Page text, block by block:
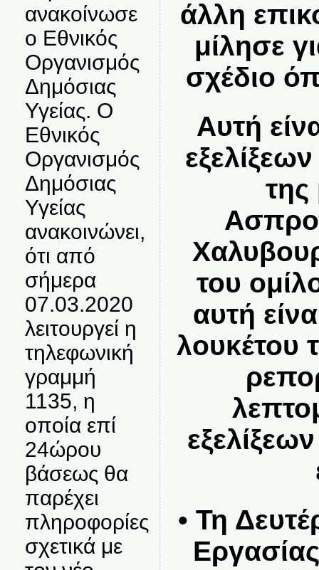
ανακοίνωσε
ο Εθνικός
Οργανισμός
Δημόσιας
Υγείας. Ο
Εθνικός
Οργανισμός
Δημόσιας
Υγείας
ανακοινώνει,
ότι από
σήμερα
07.03.2020
λειτουργεί η
τηλεφωνική
γραμμή
1135, η
οποία επί
24ώρου
βάσεως θα
παρέχει
πληροφορίες
σχετικά με
άλλη
μίλησε
σχέδιο
Αυτή
του
αυτή
λουκέτου
• Τη